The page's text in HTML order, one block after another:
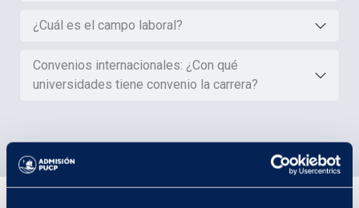
¿Cuál es el campo laboral?
Convenios internacionales: ¿Con qué
universidades tiene convenio la carrera?
Plan de estudios